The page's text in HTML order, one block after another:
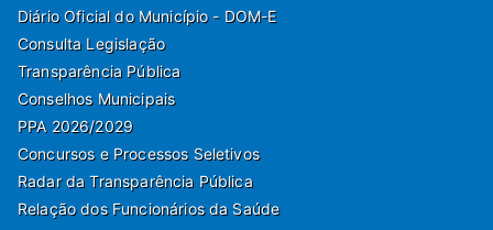
Diário Oficial do Município - DOM-E
Consulta Legislação
Transparência Pública
Conselhos Municipais
PPA 2026/2029
Concursos e Processos Seletivos
Radar da Transparência Pública
Relação dos Funcionários da Saúde